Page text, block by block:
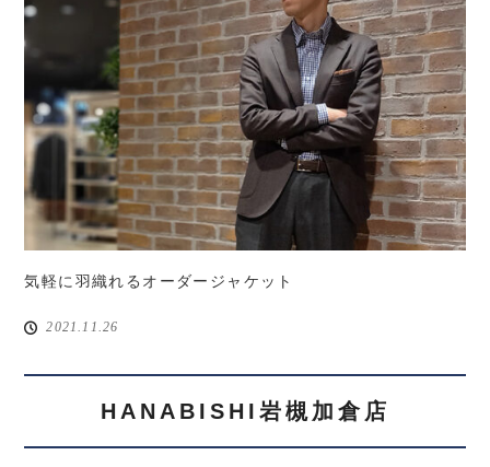
気軽に羽織れるオーダージャケット
2021.11.26
HANABISHI岩槻加倉店